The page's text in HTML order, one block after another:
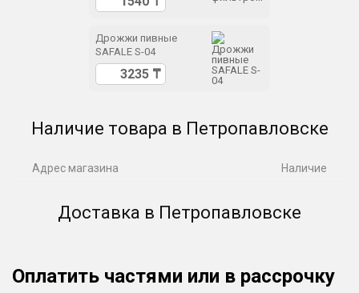
Дрожжи пивные
SAFALE S-04
Наличие товара в Петропавловске
Адрес магазина Наличие
Доставка в Петропавловске
Оплатить частями или в рассрочку